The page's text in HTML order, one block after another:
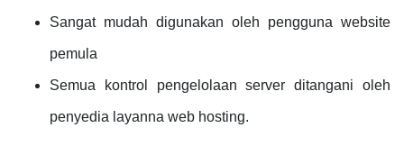
Sangat mudah digunakan oleh pengguna website
pemula
Semua kontrol pengelolaan server ditangani oleh
penyedia layanna web hosting.